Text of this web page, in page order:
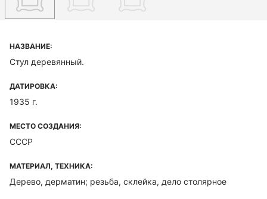
НАЗВАНИЕ:
Стул деревянный.
ДАТИРОВКА:
1935 г.
МЕСТО СОЗДАНИЯ:
СССР
МАТЕРИАЛ, ТЕХНИКА:
Дерево, дерматин; резьба, склейка, дело столярное